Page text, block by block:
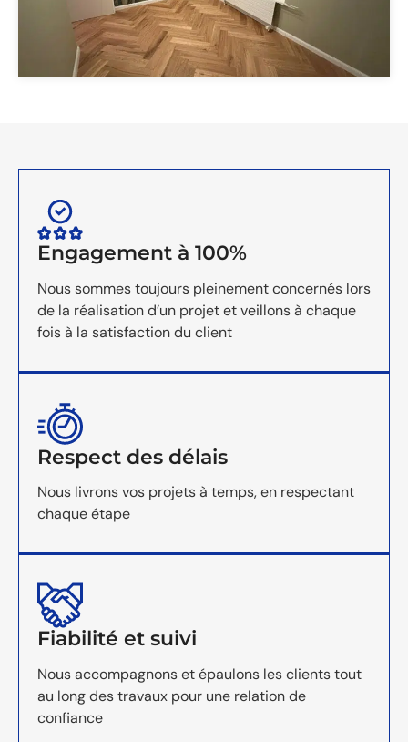
Engagement à 100%
Nous sommes toujours pleinement concernés lors
de la réalisation d’un projet et veillons à chaque
fois à la satisfaction du client
Respect des délais
Nous livrons vos projets à temps, en respectant
chaque étape
Fiabilité et suivi
Nous accompagnons et épaulons les clients tout
au long des travaux pour une relation de
confiance